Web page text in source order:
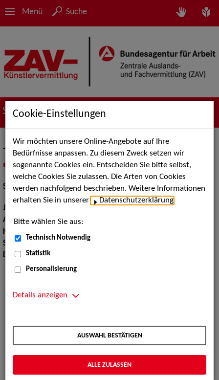
Menü Suche
Suche nach Künstler*innen
Johannes Suhm
als PDF speichern
inMeine Merklistelegen
Schauspiel:Film und TV
Jahrgang:
Augenfarbe:braun
Körpergröße:
Sprachen:
Englisch, Französisch
Dialekte:Badisch
Cookie-Einstellungen
Wir möchten unsere Online-Angebote auf Ihre
Bedürfnisse anpassen. Zu diesem Zweck setzen wir
sogenannte Cookies ein. Entscheiden Sie bitte selbst,
welche Cookies Sie zulassen. Die Arten von Cookies
werden nachfolgend beschrieben. Weitere Informationen
erhalten Sie in unserer
Datenschutzerklärung
Bitte wählen Sie aus:
Technisch Notwendig
Statistik
Personalisierung
Details anzeigen
AUSWAHL BESTÄTIGEN
ALLE ZULASSEN